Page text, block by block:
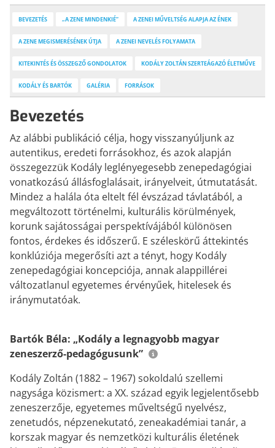
TANÁROKNAK
KODÁLY ZENEPEDAGÓGIAI
PERSPEKTÍVÁJÁBAN
nyilatkozatai alapján
BEVEZETÉS „A ZENE MINDENKIÉ” A ZENEI MŰVELTSÉG ALAPJA AZ ÉNEK
A ZENE MEGISMERÉSÉNEK ÚTJA A ZENEI NEVELÉS FOLYAMATA
KITEKINTÉS ÉS ÖSSZEGZŐ GONDOLATOK KODÁLY ZOLTÁN SZERTEÁGAZÓ ÉLETMŰVE
KODÁLY ÉS BARTÓK GALÉRIA FORRÁSOK
Bevezetés
Az alábbi publikáció célja, hogy visszanyúljunk az
autentikus, eredeti forrásokhoz, és azok alapján
összegezzük Kodály leglényegesebb zenepedagógiai
vonatkozású állásfoglalásait, irányelveit, útmutatását.
Mindez a halála óta eltelt fél évszázad távlatából, a
megváltozott történelmi, kulturális körülmények,
korunk sajátosságai perspektívájából különösen
fontos, érdekes és időszerű. E széleskörű áttekintés
konklúziója megerősíti azt a tényt, hogy Kodály
zenepedagógiai koncepciója, annak alappillérei
változatlanul egyetemes érvényűek, hitelesek és
iránymutatóak.
Bartók Béla: „Kodály a legnagyobb magyar
zeneszerző-pedagógusunk”
Kodály Zoltán (1882 – 1967) sokoldalú szellemi
nagysága közismert: a XX. század egyik legjelentősebb
zeneszerzője, egyetemes műveltségű nyelvész,
zenetudós, népzenekutató, zeneakadémiai tanár, a
korszak magyar és nemzetközi kulturális életének